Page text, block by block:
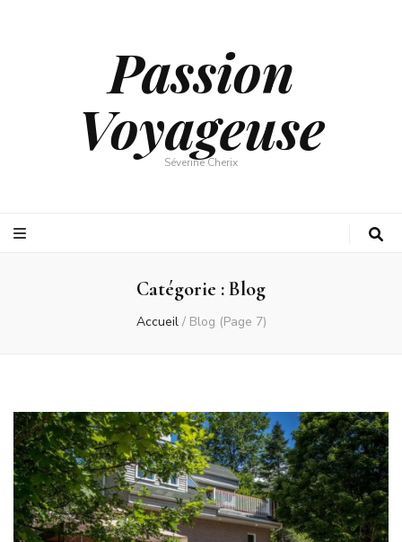
Passion
Voyageuse
Séverine Cherix
Catégorie :Blog
Accueil / Blog (Page 7)